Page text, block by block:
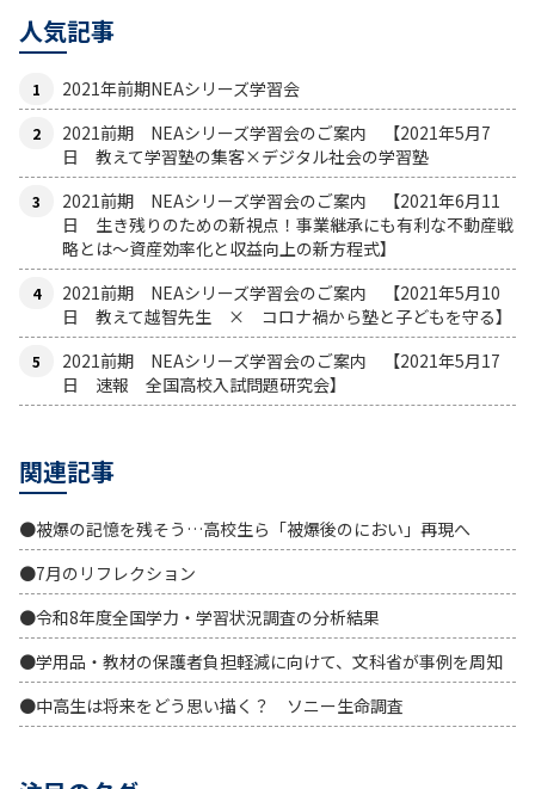
人気記事
2021年前期NEAシリーズ学習会
2021前期 NEAシリーズ学習会のご案内 【2021年5月7
日 教えて学習塾の集客×デジタル社会の学習塾
2021前期 NEAシリーズ学習会のご案内 【2021年6月11
日 生き残りのための新視点！事業継承にも有利な不動産戦
略とは〜資産効率化と収益向上の新方程式】
2021前期 NEAシリーズ学習会のご案内 【2021年5月10
日 教えて越智先生 × コロナ禍から塾と子どもを守る】
2021前期 NEAシリーズ学習会のご案内 【2021年5月17
日 速報 全国高校入試問題研究会】
関連記事
●被爆の記憶を残そう…高校生ら「被爆後のにおい」再現へ
●7月のリフレクション
●令和8年度全国学力・学習状況調査の分析結果
●学用品・教材の保護者負担軽減に向けて、文科省が事例を周知
●中高生は将来をどう思い描く？ ソニー生命調査